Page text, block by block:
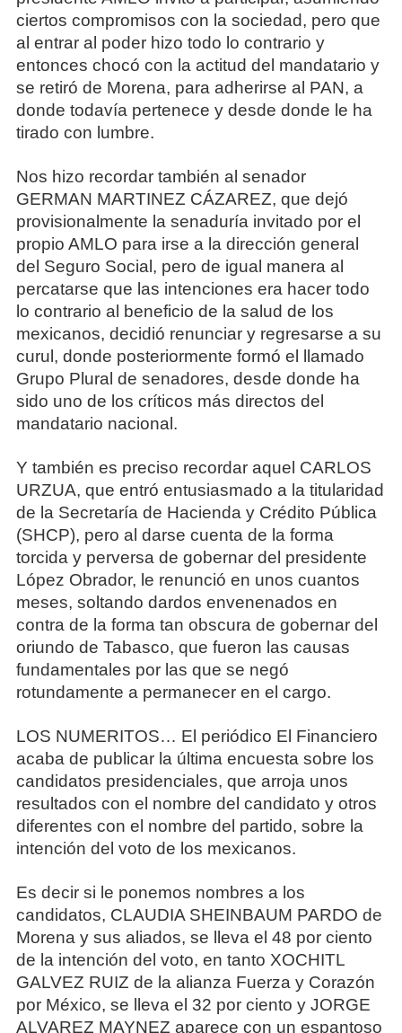
ciertos compromisos con la sociedad, pero que
al entrar al poder hizo todo lo contrario y
entonces chocó con la actitud del mandatario y
se retiró de Morena, para adherirse al PAN, a
donde todavía pertenece y desde donde le ha
tirado con lumbre.
Nos hizo recordar también al senador
GERMAN MARTINEZ CÁZAREZ, que dejó
provisionalmente la senaduría invitado por el
propio AMLO para irse a la dirección general
del Seguro Social, pero de igual manera al
percatarse que las intenciones era hacer todo
lo contrario al beneficio de la salud de los
mexicanos, decidió renunciar y regresarse a su
curul, donde posteriormente formó el llamado
Grupo Plural de senadores, desde donde ha
sido uno de los críticos más directos del
mandatario nacional.
Y también es preciso recordar aquel CARLOS
URZUA, que entró entusiasmado a la titularidad
de la Secretaría de Hacienda y Crédito Pública
(SHCP), pero al darse cuenta de la forma
torcida y perversa de gobernar del presidente
López Obrador, le renunció en unos cuantos
meses, soltando dardos envenenados en
contra de la forma tan obscura de gobernar del
oriundo de Tabasco, que fueron las causas
fundamentales por las que se negó
rotundamente a permanecer en el cargo.
LOS NUMERITOS… El periódico El Financiero
acaba de publicar la última encuesta sobre los
candidatos presidenciales, que arroja unos
resultados con el nombre del candidato y otros
diferentes con el nombre del partido, sobre la
intención del voto de los mexicanos.
Es decir si le ponemos nombres a los
candidatos, CLAUDIA SHEINBAUM PARDO de
Morena y sus aliados, se lleva el 48 por ciento
de la intención del voto, en tanto XOCHITL
GALVEZ RUIZ de la alianza Fuerza y Corazón
por México, se lleva el 32 por ciento y JORGE
ALVAREZ MAYNEZ aparece con un espantoso